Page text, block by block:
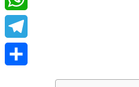
WhatsApp
Telegram